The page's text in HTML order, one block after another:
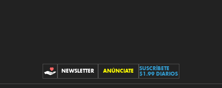
CONTRIBUCIONES
NEWSLETTER ANÚNCIATE
SUSCRÍBETE
$1.99 DIARIOS